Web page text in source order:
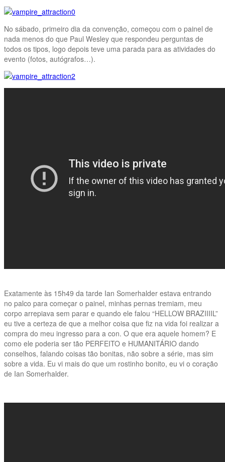
No sábado, primeiro dia da convenção, começou com o painel de
nada menos do que Paul Wesley que respondeu perguntas de
todos os tipos, logo depois teve uma parada para as atividades do
evento (fotos, autógrafos…).
Exatamente às 15h49 da tarde Ian Somerhalder estava entrando
no palco para começar o painel, minhas pernas tremiam, meu
corpo arrepiava sem parar e quando ele falou “HELLOW BRAZIIIIL”
eu tive a certeza de que a melhor coisa que fiz na vida foi realizar a
compra do meu ingresso para a con. O que era aquele homem? E
como ele poderia ser tão PERFEITO e HUMANITÁRIO dando
conselhos, falando coisas tão bonitas, não sobre a série, mas sim
sobre a vida. Eu vi mais do que um rostinho bonito, eu vi o coração
de Ian Somerhalder.